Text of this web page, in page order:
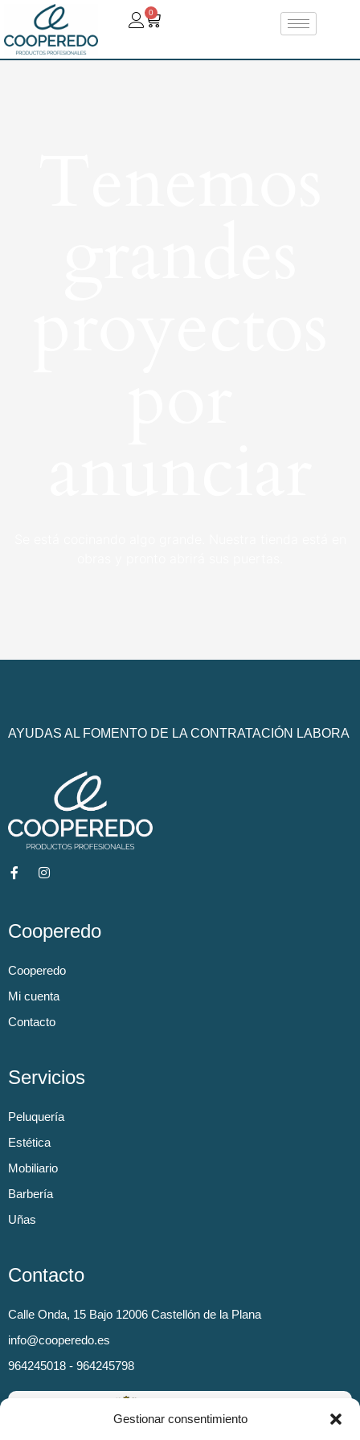
Gestionar consentimiento
0
AYUDAS AL FOMENTO DE LA CONTRATACIÓN LABORA
Cooperedo
Cooperedo
Mi cuenta
Contacto
Servicios
Peluquería
Estética
Mobiliario
Barbería
Uñas
Contacto
Calle Onda, 15 Bajo 12006 Castellón de la Plana
info@cooperedo.es
964245018 - 964245798